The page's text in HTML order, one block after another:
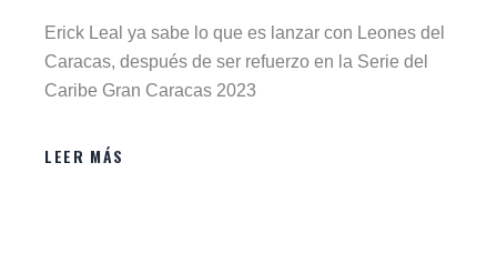
Erick Leal ya sabe lo que es lanzar con Leones del
Caracas, después de ser refuerzo en la Serie del
Caribe Gran Caracas 2023
LEER MÁS